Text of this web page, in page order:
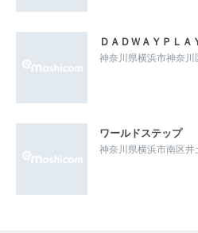
ＤＡＤＷＡＹＰＬＡ
神奈川県横浜市神奈川
ワールドステップ
神奈川県横浜市南区井